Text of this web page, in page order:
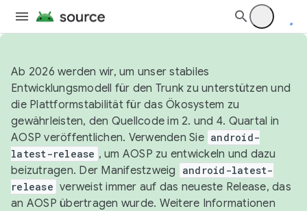
Ab 2026 werden wir, um unser stabiles
Entwicklungsmodell für den Trunk zu unterstützen und
die Plattformstabilität für das Ökosystem zu
gewährleisten, den Quellcode im 2. und 4. Quartal in
AOSP veröffentlichen. Verwenden Sie android-
latest-release , um AOSP zu entwickeln und dazu
beizutragen. Der Manifestzweig
android-latest-
release verweist immer auf das neueste Release, das
an AOSP übertragen wurde. Weitere Informationen